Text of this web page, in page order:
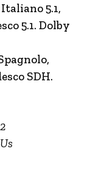
5.1,
5.1. Dolby
SDH.